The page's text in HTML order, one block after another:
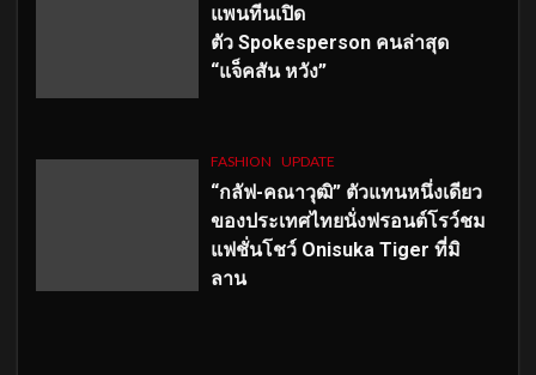
แพนทีนเปิด
ตัว Spokesperson คนล่าสุด
“แจ็คสัน หวัง”
FASHION UPDATE
“กลัฟ-คณาวุฒิ” ตัวแทนหนึ่งเดียว
ของประเทศไทยนั่งฟรอนต์โรว์ชม
แฟชั่นโชว์ Onisuka Tiger ที่มิ
ลาน